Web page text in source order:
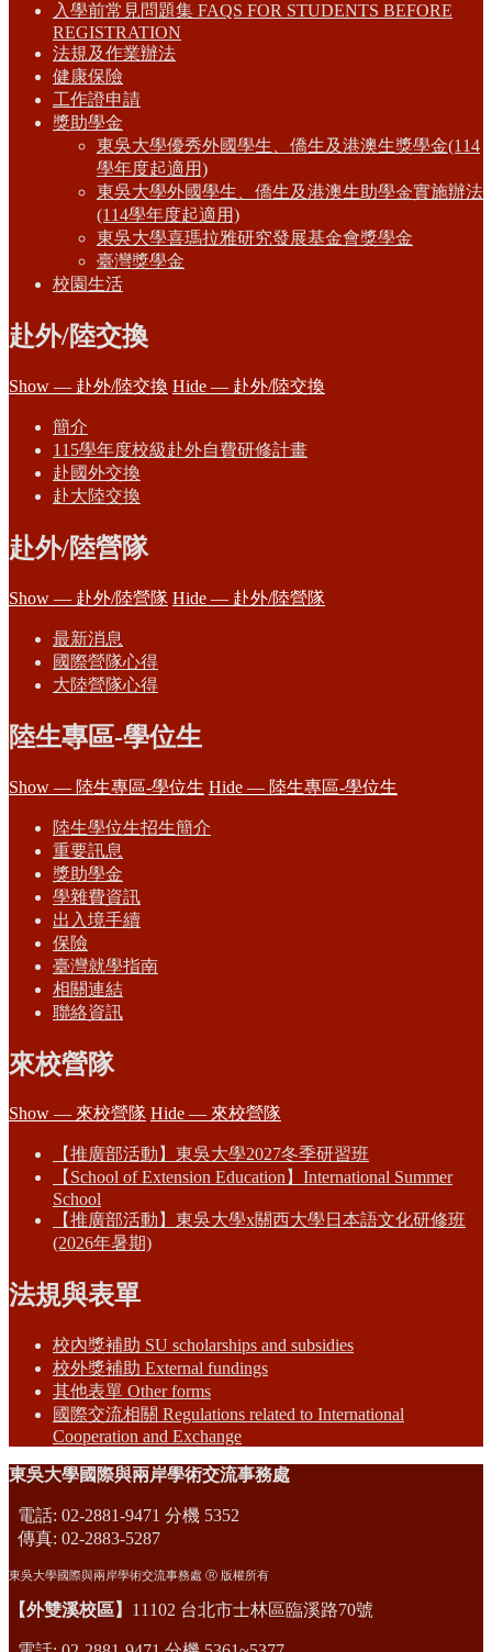
入學前常見問題集 FAQS FOR STUDENTS BEFORE
REGISTRATION
法規及作業辦法
健康保險
工作證申請
獎助學金
東吳大學優秀外國學生、僑生及港澳生獎學金(114
學年度起適用)
東吳大學外國學生、僑生及港澳生助學金實施辦法
(114學年度起適用)
東吳大學喜瑪拉雅研究發展基金會獎學金
臺灣獎學金
校園生活
赴外/陸交換
Show — 赴外/陸交換 Hide — 赴外/陸交換
簡介
115學年度校級赴外自費研修計畫
赴國外交換
赴大陸交換
赴外/陸營隊
Show — 赴外/陸營隊 Hide — 赴外/陸營隊
最新消息
國際營隊心得
大陸營隊心得
陸生專區-學位生
Show — 陸生專區-學位生 Hide — 陸生專區-學位生
陸生學位生招生簡介
重要訊息
獎助學金
學雜費資訊
出入境手續
保險
臺灣就學指南
相關連結
聯絡資訊
來校營隊
Show — 來校營隊 Hide — 來校營隊
【推廣部活動】東吳大學2027冬季研習班
【School of Extension Education】International Summer
School
【推廣部活動】東吳大學x關西大學日本語文化研修班
(2026年暑期)
法規與表單
校內獎補助 SU scholarships and subsidies
校外獎補助 External fundings
其他表單 Other forms
國際交流相關 Regulations related to International
Cooperation and Exchange
東吳大學國際與兩岸學術交流事務處
電話: 02-2881-9471 分機 5352
傳真: 02-2883-5287
東吳大學國際與兩岸學術交流事務處 Ⓡ 版權所有
【外雙溪校區】 11102 台北市士林區臨溪路70號